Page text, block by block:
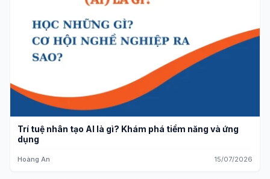
Trí tuệ nhân tạo AI là gì? Khám phá tiềm năng và ứng
dụng
Hoàng An 15/07/2026